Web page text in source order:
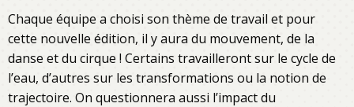
Chaque équipe a choisi son thème de travail et pour
cette nouvelle édition, il y aura du mouvement, de la
danse et du cirque ! Certains travailleront sur le cycle de
l’eau, d’autres sur les transformations ou la notion de
trajectoire. On questionnera aussi l’impact du